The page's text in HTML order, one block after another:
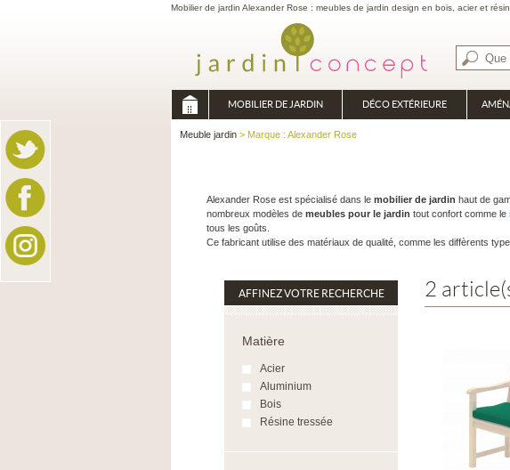
Mobilier de jardin Alexander Rose : meubles de jardin design en bois, acier et
MOBILIER DE JARDIN DÉCO EXTÉRIEURE
Meuble jardin > Marque : Alexander Rose
Alexander Rose est spécialisé dans le mobilier de jardin haut de
nombreux modèles de meubles pour le jardin tout confort comme le
tous les goûts.
Ce fabricant utilise des matériaux de qualité, comme les diffèrents
AFFINEZ VOTRE RECHERCHE
Matière
Acier
Aluminium
Bois
Résine tressée
2